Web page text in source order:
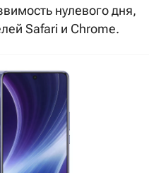
нулевого дня,
Safari и Chrome.